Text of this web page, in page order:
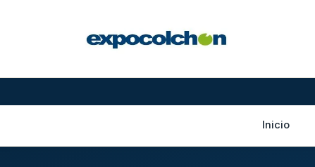
Inicio